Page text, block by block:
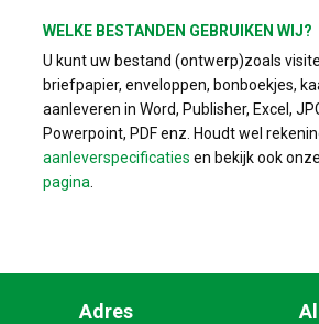
WELKE BESTANDEN GEBRUIKEN WIJ?
U kunt uw bestand (ontwerp)zoals
briefpapier, enveloppen, bonboekjes,
aanleveren in Word, Publisher, Excel,
Powerpoint, PDF enz. Houdt wel
aanleverspecificaties en bekijk ook onze
pagina
Adres